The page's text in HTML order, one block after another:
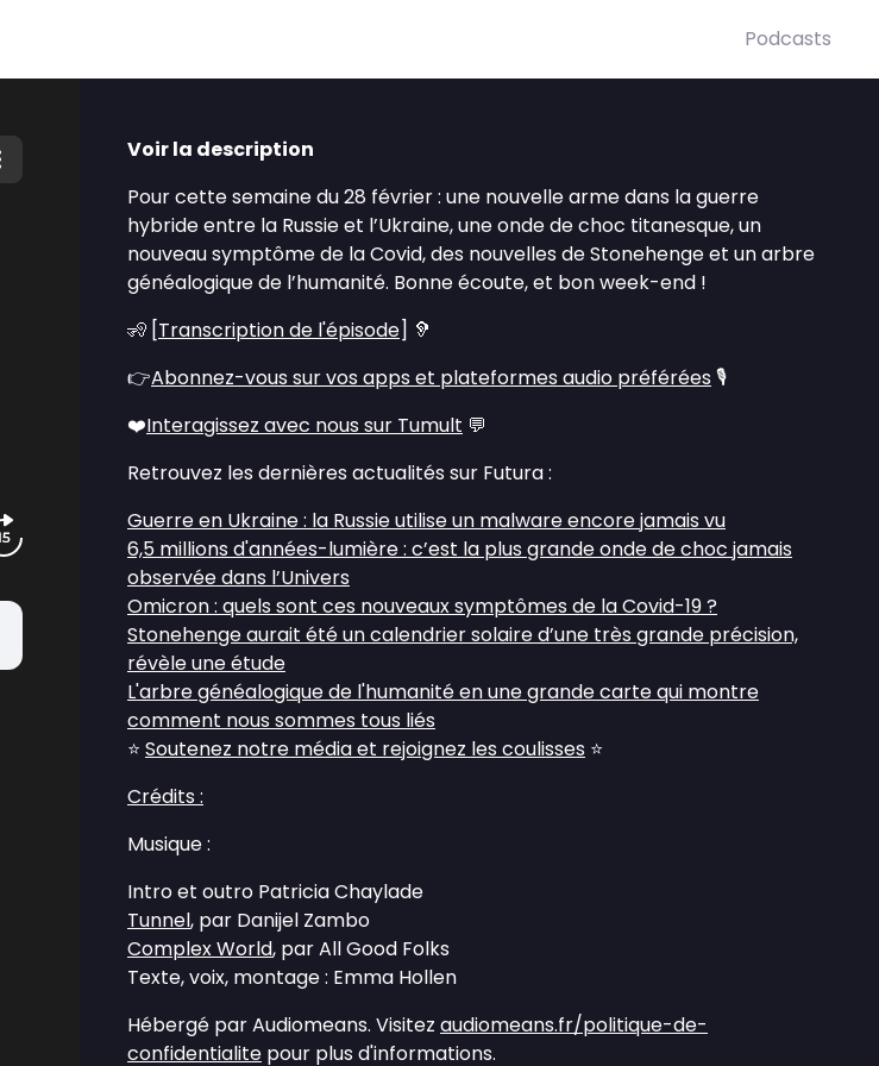
Podcasts
Voir la description
Pour cette semaine du 28 février : une nouvelle arme dans la guerre
hybride entre la Russie et l’Ukraine, une onde de choc titanesque, un
nouveau symptôme de la Covid, des nouvelles de Stonehenge et un arbre
généalogique de l’humanité. Bonne écoute, et bon week-end !
🧏 [Transcription de l'épisode] 🦻
👉Abonnez-vous sur vos apps et plateformes audio préférées 🎙️
❤️Interagissez avec nous sur Tumult 💬
Retrouvez les dernières actualités sur Futura :
Guerre en Ukraine : la Russie utilise un malware encore jamais vu
6,5 millions d'années-lumière : c’est la plus grande onde de choc jamais
observée dans l’Univers
Omicron : quels sont ces nouveaux symptômes de la Covid-19 ?
Stonehenge aurait été un calendrier solaire d’une très grande précision,
révèle une étude
L'arbre généalogique de l'humanité en une grande carte qui montre
comment nous sommes tous liés
⭐ Soutenez notre média et rejoignez les coulisses ⭐
Crédits :
Musique :
Intro et outro Patricia Chaylade
Tunnel, par Danijel Zambo
Complex World, par All Good Folks
Texte, voix, montage : Emma Hollen
Hébergé par Audiomeans. Visitez audiomeans.fr/politique-de-
confidentialite pour plus d'informations.